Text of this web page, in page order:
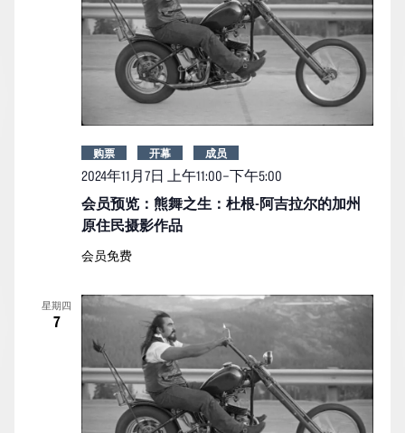
会员预览：熊舞之生：杜根-阿吉拉尔的加州
原住民摄影作品
2024年11月7日 上午11:00–下午5:00
购票 开幕 成员
会员免费
星期四
7